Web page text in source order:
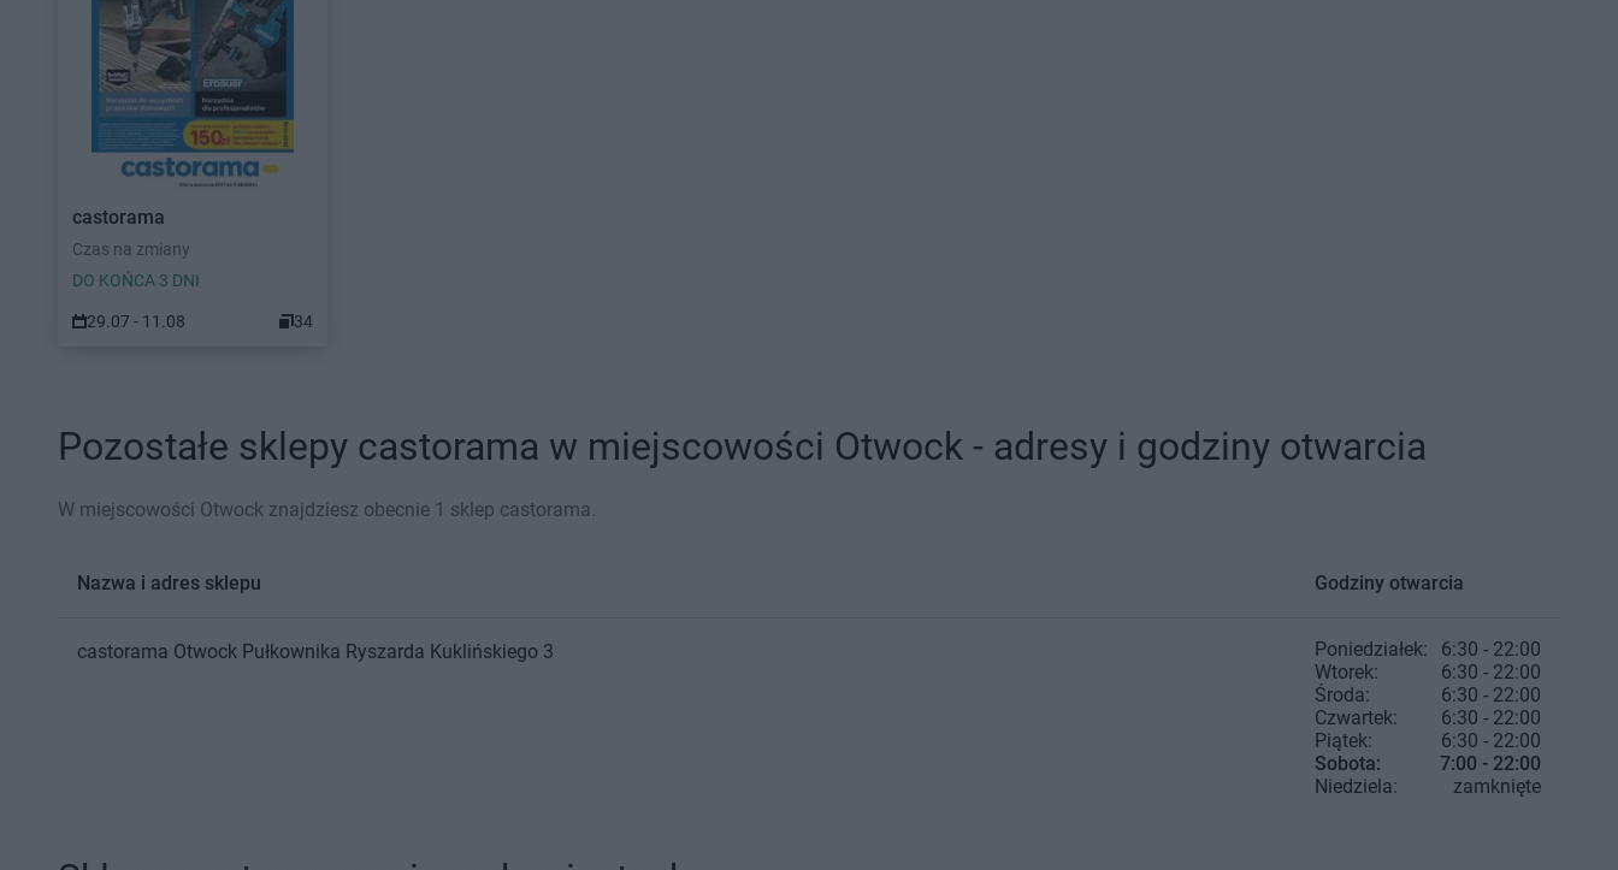
castorama
Czas na zmiany
DO KOŃCA 3 DNI
29.07 - 11.08 34
Pozostałe sklepy castorama w miejscowości Otwock - adresy i godziny otwarcia
W miejscowości Otwock znajdziesz obecnie 1 sklep castorama.
Nazwa i adres sklepu Godziny otwarcia
castorama Otwock Pułkownika Ryszarda Kuklińskiego 3 Poniedziałek:
6:30 - 22:00
Wtorek:
6:30 - 22:00
Środa:
6:30 - 22:00
Czwartek:
6:30 - 22:00
Piątek:
6:30 - 22:00
Sobota:
7:00 - 22:00
Niedziela:
zamknięte